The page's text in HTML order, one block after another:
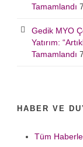
Tamamlandı
Gedik MYO
Yatırım:
Tamamlandı
HABER VE
Tüm